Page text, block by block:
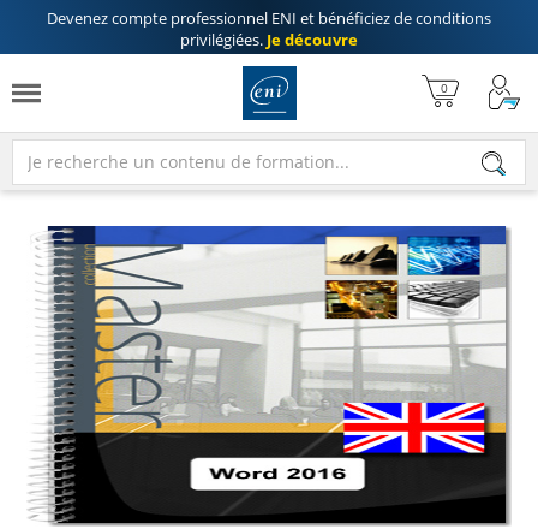
Devenez compte professionnel ENI et bénéficiez deconditions
privilégiées. Je découvre